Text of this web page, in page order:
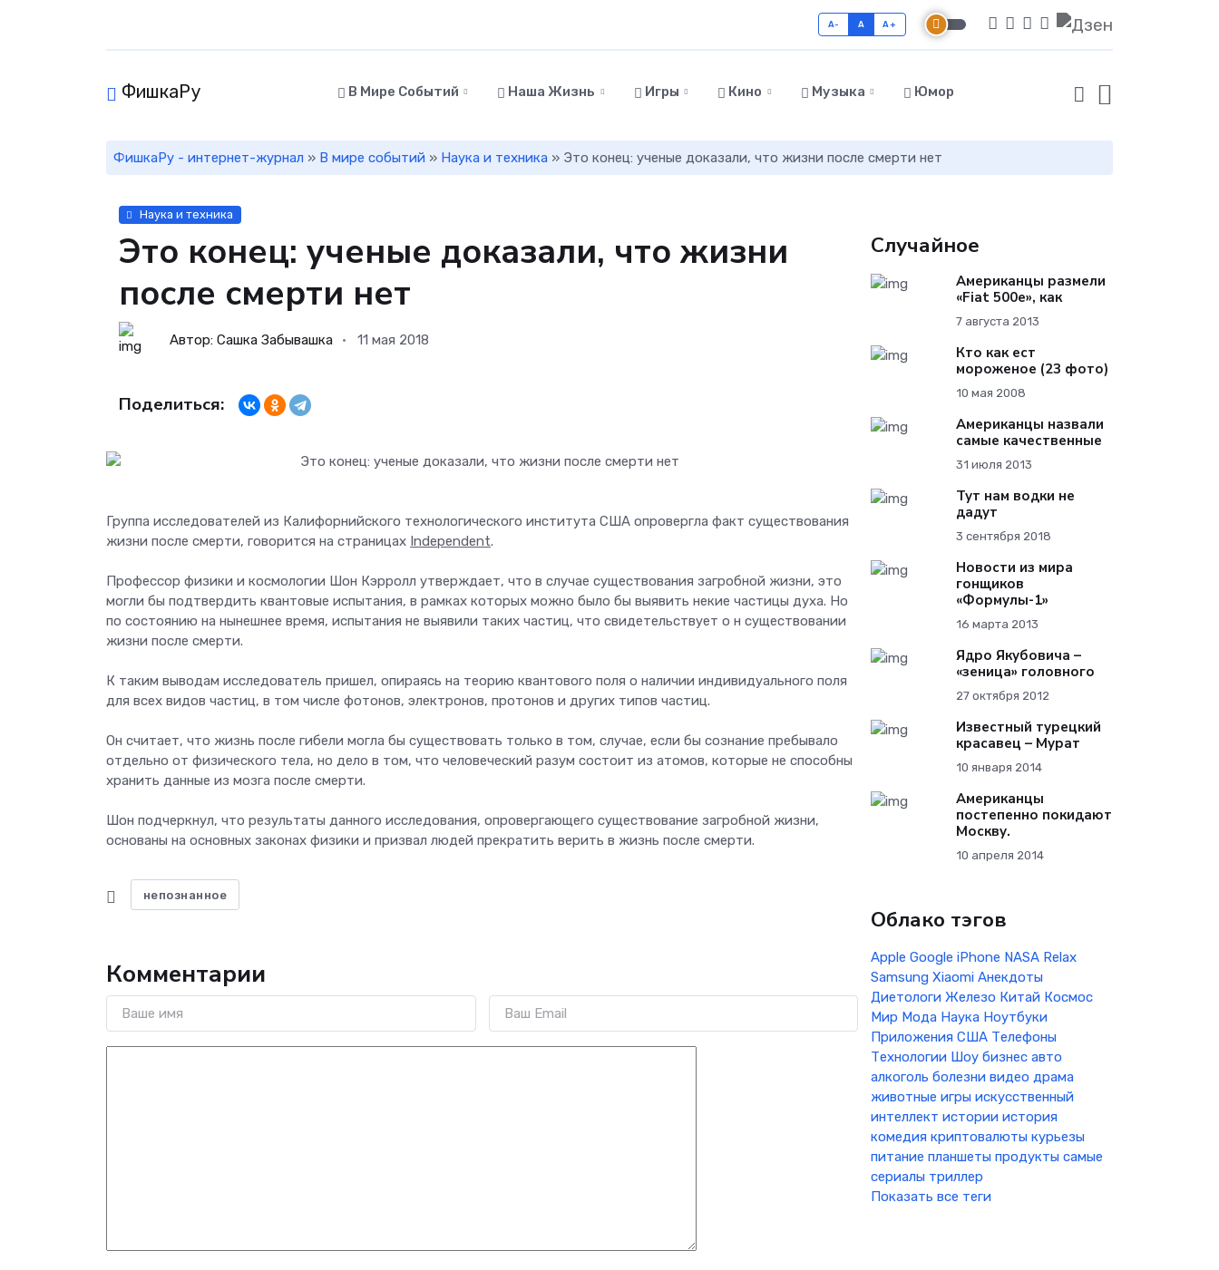
A- A A+
ФишкаРу В Мире Событий Наша Жизнь Игры Кино Музыка Юмор
ФишкаРу - интернет-журнал » В мире событий » Наука и техника » Это конец: ученые доказали, что жизни после смерти нет
Наука и техника
Это конец: ученые доказали, что жизни
после смерти нет
Автор: Сашка Забывашка 11 мая 2018
Поделиться:
Группа исследователей из Калифорнийского технологического института США опровергла факт существования
жизни после смерти, говорится на страницах Independent.
Профессор физики и космологии Шон Кэрролл утверждает, что в случае существования загробной жизни, это
могли бы подтвердить квантовые испытания, в рамках которых можно было бы выявить некие частицы духа. Но
по состоянию на нынешнее время, испытания не выявили таких частиц, что свидетельствует о н существовании
жизни после смерти.
К таким выводам исследователь пришел, опираясь на теорию квантового поля о наличии индивидуального поля
для всех видов частиц, в том числе фотонов, электронов, протонов и других типов частиц.
Он считает, что жизнь после гибели могла бы существовать только в том, случае, если бы сознание пребывало
отдельно от физического тела, но дело в том, что человеческий разум состоит из атомов, которые не способны
хранить данные из мозга после смерти.
Шон подчеркнул, что результаты данного исследования, опровергающего существование загробной жизни,
основаны на основных законах физики и призвал людей прекратить верить в жизнь после смерти.
непознанное
Комментарии
Случайное
Американцы размели
«Fiat 500e», как
7 августа 2013
Кто как ест
мороженое (23 фото)
10 мая 2008
Американцы назвали
самые качественные
31 июля 2013
Тут нам водки не
дадут
3 сентября 2018
Новости из мира
гонщиков
«Формулы-1»
16 марта 2013
Ядро Якубовича –
«зеница» головного
27 октября 2012
Известный турецкий
красавец – Мурат
10 января 2014
Американцы
постепенно покидают
Москву.
10 апреля 2014
Облако тэгов
Apple Google iPhone NASA Relax
Samsung Xiaomi Анекдоты
Диетологи Железо Китай Космос
Мир Мода Наука Ноутбуки
Приложения США Телефоны
Технологии Шоу бизнес авто
алкоголь болезни видео драма
животные игры искусственный
интеллект истории история
комедия криптовалюты курьезы
питание планшеты продукты самые
сериалы триллер
Показать все теги